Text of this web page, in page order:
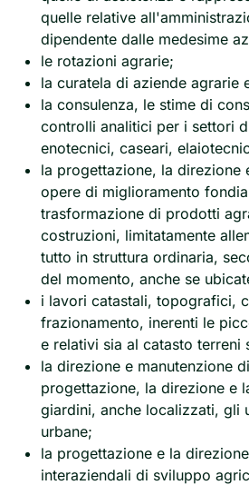
quelle relative
dipendente dalle medesime
le rotazioni agrarie;
la curatela di aziende agrarie
la consulenza, le stime di
controlli analitici per i settori
enotecnici, caseari,
la progettazione, la direzione
opere di miglioramento
trasformazione di prodotti
costruzioni, limitatamente
tutto in struttura ordinaria,
del momento, anche se
i lavori catastali, topografici,
frazionamento, inerenti le
e relativi sia al catasto terreni
la direzione e manutenzione
progettazione, la direzione e
giardini, anche localizzati, gli
urbane;
la progettazione e la
interaziendali di sviluppo